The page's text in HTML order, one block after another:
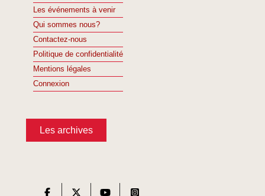
Les événements à venir
Qui sommes nous?
Contactez-nous
Politique de confidentialité
Mentions légales
Connexion
Les archives